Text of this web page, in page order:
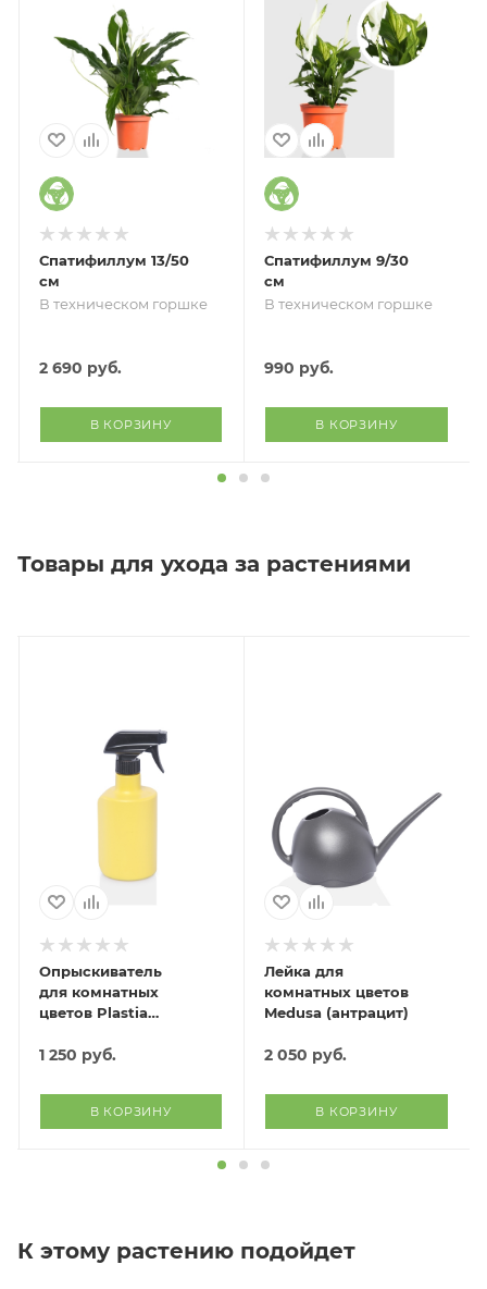
Спатифиллум 13/50
см
В техническом горшке
2 690 руб.
В КОРЗИНУ
Спатифиллум 9/30
см
В техническом горшке
990 руб.
В КОРЗИНУ
Товары для ухода за растениями
Опрыскиватель
для комнатных
цветов Plastia
1 250 руб.
В КОРЗИНУ
Лейка для
комнатных цветов
Medusa (антрацит)
2 050 руб.
В КОРЗИНУ
К этому растению подойдет